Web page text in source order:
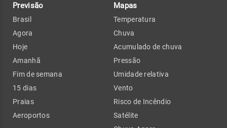
Previsão
Brasil
Agora
Hoje
Amanhã
Fim de semana
15 dias
Praias
Aeroportos
Mapas
Temperatura
Chuva
Acumulado de chuva
Pressão
Umidade relativa
Vento
Risco de Incêndio
Satélite